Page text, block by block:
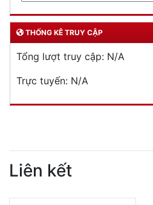
Phòng cháy chữa cháy
Đơn vị thực hiện